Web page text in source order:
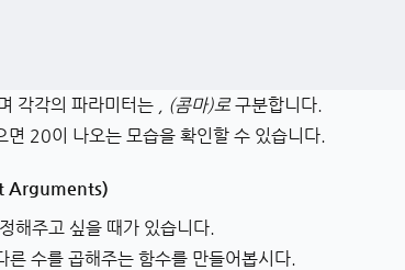
각각의 파라미터는 , (콤마)로 구분합니다.
20이 나오는 모습을 확인할 수 있습니다.
Arguments)
해주고 싶을 때가 있습니다.
수를 곱해주는 함수를 만들어봅시다.